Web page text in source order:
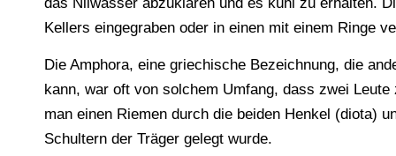
Kellers eingegraben oder in einen mit einem Ringe
Die Amphora, eine griechische Bezeichnung, die
kann, war oft von solchem Umfang, dass zwei
man einen Riemen durch die beiden Henkel (diota)
Schultern der Träger gelegt wurde.